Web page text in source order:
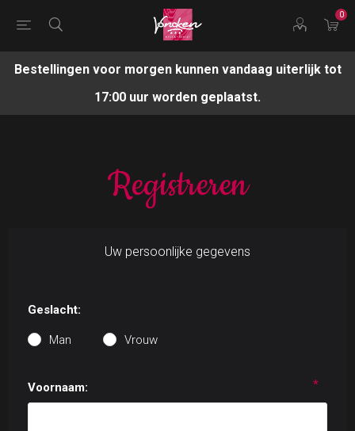
0
Bestellingen voor morgen kunnen vandaag uiterlijk tot
17:00 uur worden geplaatst.
Registreren
Uw persoonlijke gegevens
Geslacht:
Man Vrouw
Voornaam: *